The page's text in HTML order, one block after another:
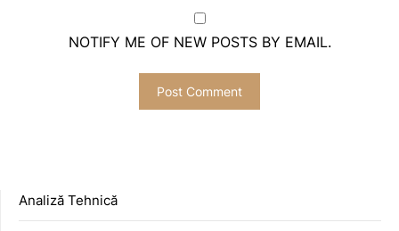
NOTIFY ME OF NEW POSTS BY EMAIL.
Analiză Tehnică